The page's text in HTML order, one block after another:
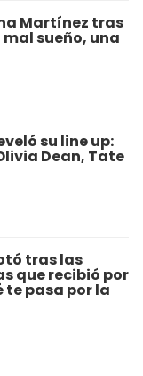
Martínez tras
sueño, una
su line up:
Dean, Tate
tras las
que recibió por
te pasa por la